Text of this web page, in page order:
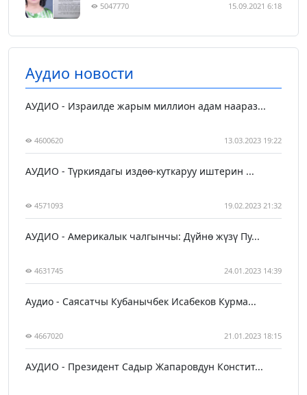
5047770 15.09.2021 6:18
Аудио новости
АУДИО - Израилде жарым миллион адам наараз...
4600620 13.03.2023 19:22
АУДИО - Түркиядагы издөө-куткаруу иштерин ...
4571093 19.02.2023 21:32
АУДИО - Америкалык чалгынчы: Дүйнө жүзү Пу...
4631745 24.01.2023 14:39
Аудио - Саясатчы Кубанычбек Исабеков Курма...
4667020 21.01.2023 18:15
АУДИО - Президент Садыр Жапаровдун Констит...